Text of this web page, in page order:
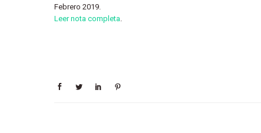
Febrero 2019.
Leer nota completa.